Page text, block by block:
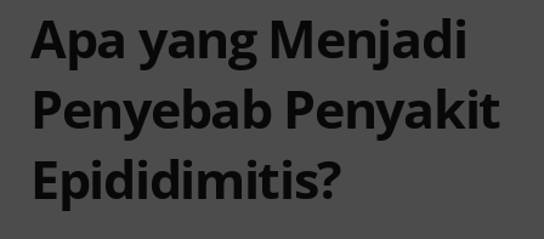
Apa yang Menjadi
Penyebab Penyakit
Epididimitis?